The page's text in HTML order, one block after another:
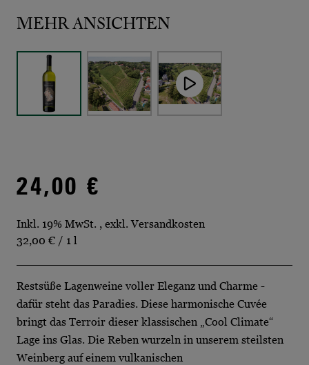
MEHR ANSICHTEN
24,00 €
Inkl. 19% MwSt. , exkl.Versandkosten
32,00 € / 1 l
Restsüße Lagenweine voller Eleganz und Charme -
dafür steht das Paradies. Diese harmonische Cuvée
bringt das Terroir dieser klassischen „Cool Climate“
Lage ins Glas. Die Reben wurzeln in unserem steilsten
Weinberg auf einem vulkanischen